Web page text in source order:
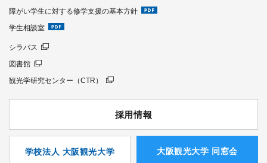
障がい学生に対する修学支援の基本方針
学生相談室
シラバス
図書館
観光学研究センター（CTR）
採用情報
学校法人 大阪観光大学 ⼤阪観光⼤学 同窓会